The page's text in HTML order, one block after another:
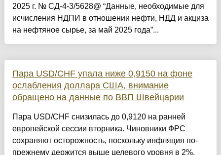
2025 г. № СД-4-3/5628@ “Данные, необходимые для
исчисления НДПИ в отношении нефти, НДД и акциза
на нефтяное сырье, за май 2025 года”...
Пара USD/CHF упала ниже 0,9150 на фоне
ослабления доллара США, внимание
обращено на данные по ВВП Швейцарии
Пара USD/CHF снизилась до 0,9120 на ранней
европейской сессии вторника. Чиновники ФРС
сохраняют осторожность, поскольку инфляция по-
прежнему держится выше целевого уровня в 2%.